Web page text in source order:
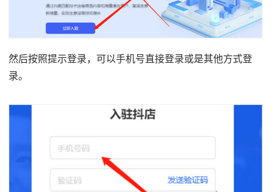
然后按照提示登录，可以手机号直接登录或是其他方式登
录。